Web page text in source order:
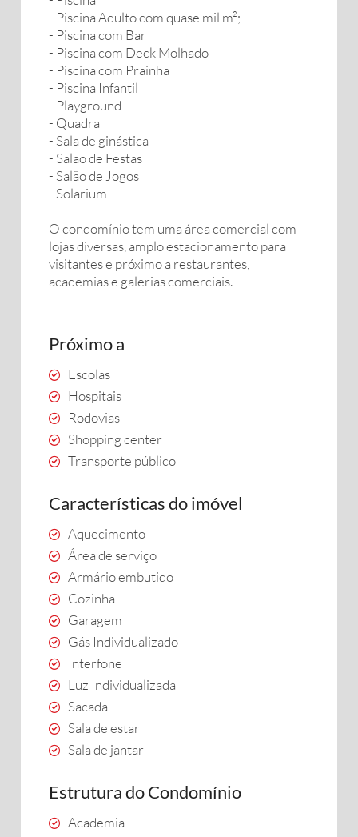
- Piscina Adulto com quase mil m²;
- Piscina com Bar
- Piscina com Deck Molhado
- Piscina com Prainha
- Piscina Infantil
- Playground
- Quadra
- Sala de ginástica
- Salão de Festas
- Salão de Jogos
- Solarium
O condomínio tem uma área comercial com
lojas diversas, amplo estacionamento para
visitantes e próximo a restaurantes,
academias e galerias comerciais.
Próximo a
Escolas
Hospitais
Rodovias
Shopping center
Transporte público
Características do imóvel
Aquecimento
Área de serviço
Armário embutido
Cozinha
Garagem
Gás Individualizado
Interfone
Luz Individualizada
Sacada
Sala de estar
Sala de jantar
Estrutura do Condomínio
Academia